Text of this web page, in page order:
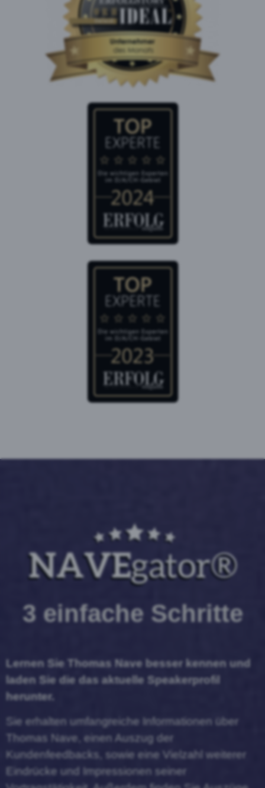
3 einfache Schritte
Lernen Sie Thomas Nave besser kennen und
laden Sie die das aktuelle Speakerprofil
herunter.
Sie erhalten umfangreiche Informationen über
Thomas Nave, einen Auszug der
Kundenfeedbacks, sowie eine Vielzahl weiterer
Eindrücke und Impressionen seiner